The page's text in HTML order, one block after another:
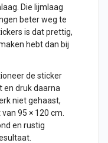
Die lijmlaag
beter weg te
is dat prettig,
hebt dan bij
de sticker
en druk daarna
niet gehaast,
95 × 120 cm.
en rustig